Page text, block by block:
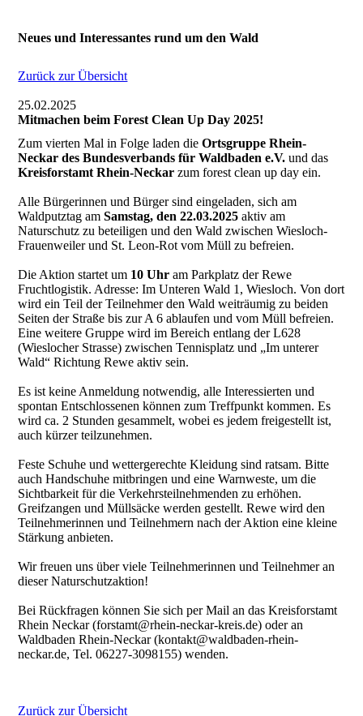
Neues und Interessantes rund um den Wald
Zurück zur Übersicht
25.02.2025
Mitmachen beim Forest Clean Up Day 2025!
Zum vierten Mal in Folge laden dieOrtsgruppe Rhein-
Neckar des Bundesverbands für Waldbaden e.V. und das
Kreisforstamt Rhein-Neckar zum forest clean up day ein.
Alle Bürgerinnen und Bürger sind eingeladen, sich am
Waldputztag amSamstag, den 22.03.2025 aktiv am
Naturschutz zu beteiligen und den Wald zwischen Wiesloch-
Frauenweiler und St. Leon-Rot vom Müll zu befreien.
Die Aktion startet um 10 Uhr am Parkplatz der Rewe
Fruchtlogistik. Adresse: Im Unteren Wald 1, Wiesloch. Von dort
wird ein Teil der Teilnehmer den Wald weiträumig zu beiden
Seiten der Straße bis zur A 6 ablaufen und vom Müll befreien.
Eine weitere Gruppe wird im Bereich entlang der L628
(Wieslocher Strasse) zwischen Tennisplatz und „Im unterer
Wald“ Richtung Rewe aktiv sein.
Es ist keine Anmeldung notwendig, alle Interessierten und
spontan Entschlossenen können zum Treffpunkt kommen. Es
wird ca. 2 Stunden gesammelt, wobei es jedem freigestellt ist,
auch kürzer teilzunehmen.
Feste Schuhe und wettergerechte Kleidung sind ratsam. Bitte
auch Handschuhe mitbringen und eine Warnweste, um die
Sichtbarkeit für die Verkehrsteilnehmenden zu erhöhen.
Greifzangen und Müllsäcke werden gestellt. Rewe wird den
Teilnehmerinnen und Teilnehmern nach der Aktion eine kleine
Stärkung anbieten.
Wir freuen uns über viele Teilnehmerinnen und Teilnehmer an
dieser Naturschutzaktion!
Bei Rückfragen können Sie sich per Mail an das Kreisforstamt
Rhein Neckar (forstamt@rhein-neckar-kreis.de) oder an
Waldbaden Rhein-Neckar (kontakt@waldbaden-rhein-
neckar.de, Tel. 06227-3098155) wenden.
Zurück zur Übersicht